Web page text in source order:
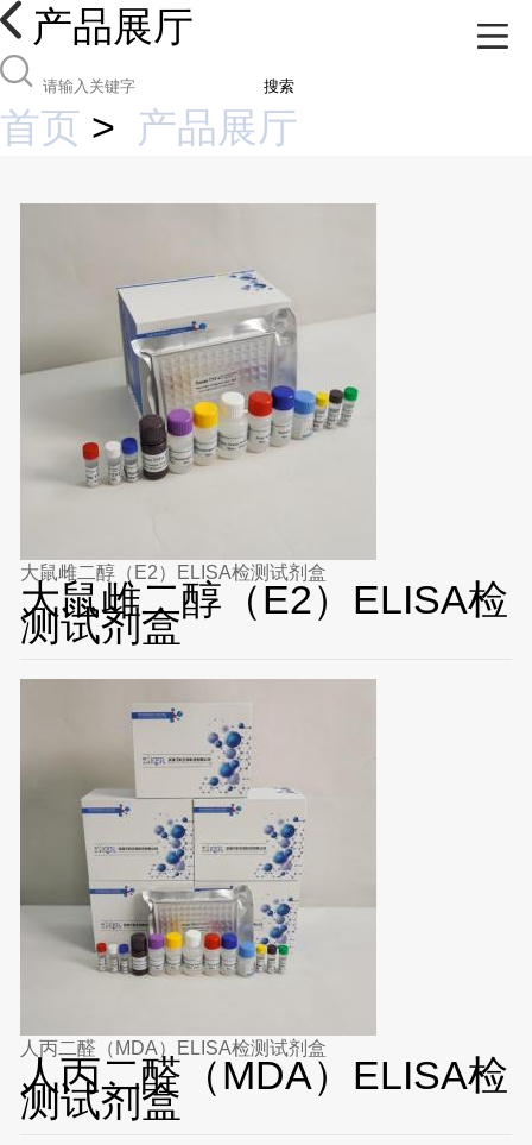
产品展厅
搜索
首页 > 产品展厅
大鼠雌二醇（E2）ELISA检测试剂盒
大鼠雌二醇（E2）ELISA检
测试剂盒
人丙二醛（MDA）ELISA检测试剂盒
人丙二醛（MDA）ELISA检
测试剂盒